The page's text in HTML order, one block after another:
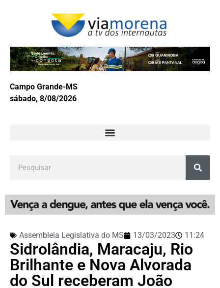
Campo Grande-MS
sábado, 8/08/2026
Assembleia Legislativa do MS 13/03/2023 11:24
Sidrolândia, Maracaju, Rio
Brilhante e Nova Alvorada
do Sul receberam João